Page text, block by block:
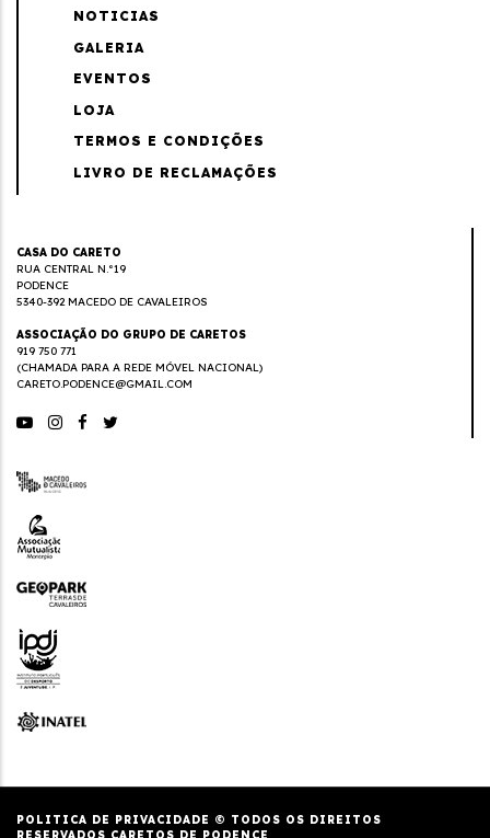
NOTICIAS
GALERIA
EVENTOS
LOJA
TERMOS E CONDIÇÕES
LIVRO DE RECLAMAÇÕES
CASA DO CARETO
RUA CENTRAL N.º19
PODENCE
5340-392 MACEDO DE CAVALEIROS
ASSOCIAÇÃO DO GRUPO DE CARETOS
919 750 771
(CHAMADA PARA A REDE MÓVEL NACIONAL)
CARETO.PODENCE@GMAIL.COM
POLITICA DE PRIVACIDADE © TODOS OS DIREITOS
RESERVADOS CARETOS DE PODENCE